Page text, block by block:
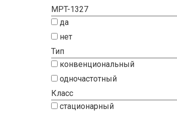
MPT-1327
да
нет
Тип
конвенциональный
одночастотный
Класс
стационарный